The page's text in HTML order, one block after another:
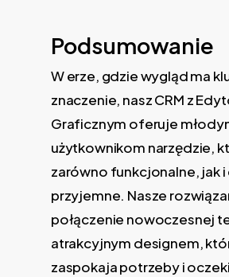
Podsumowanie
W erze, gdzie wygląd ma
znaczenie, nasz CRM z
Graficznym oferuje
użytkownikom narzędzie,
zarówno funkcjonalne, jak
przyjemne. Nasze
połączenie nowoczesnej
atrakcyjnym designem,
zaspokaja potrzeby i